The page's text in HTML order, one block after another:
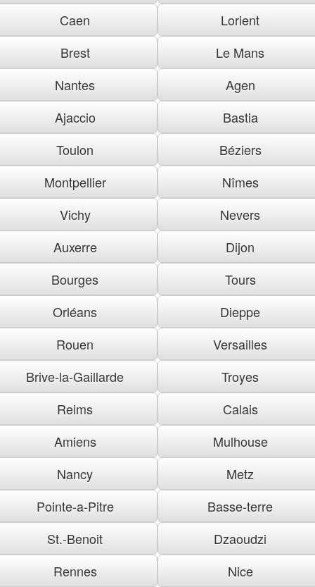
Caen
Lorient
Brest
Le Mans
Nantes
Agen
Ajaccio
Bastia
Toulon
Béziers
Montpellier
Nîmes
Vichy
Nevers
Auxerre
Dijon
Bourges
Tours
Orléans
Dieppe
Rouen
Versailles
Brive-la-Gaillarde
Troyes
Reims
Calais
Amiens
Mulhouse
Nancy
Metz
Pointe-a-Pitre
Basse-terre
St.-Benoit
Dzaoudzi
Rennes
Nice